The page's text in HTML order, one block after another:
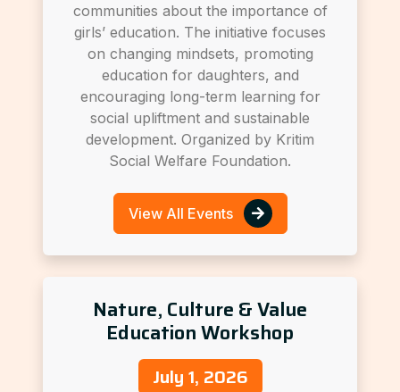
communities about the importance of
girls’ education. The initiative focuses
on changing mindsets, promoting
education for daughters, and
encouraging long-term learning for
social upliftment and sustainable
development. Organized by Kritim
Social Welfare Foundation.
View All Events
Nature, Culture & Value
Education Workshop
July 1, 2026